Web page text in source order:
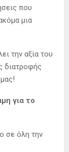
που
μια
την αξία του
διατροφής
για το
σε όλη την